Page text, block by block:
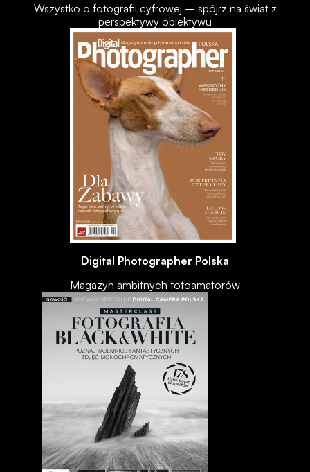
Wszystko o fotografii cyfrowej – spójrz na świat z
perspektywy obiektywu
Digital Photographer Polska
Magazyn ambitnych fotoamatorów